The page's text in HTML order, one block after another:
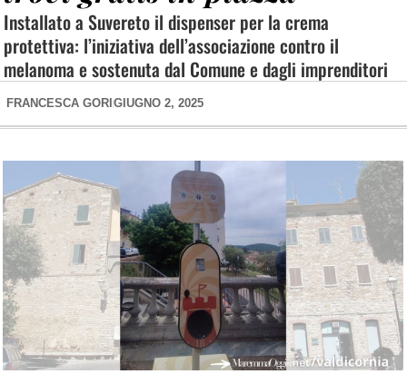
Installato a Suvereto il dispenser per la crema
protettiva: l’iniziativa dell’associazione contro il
melanoma e sostenuta dal Comune e dagli imprenditori
FRANCESCA GORI GIUGNO 2, 2025